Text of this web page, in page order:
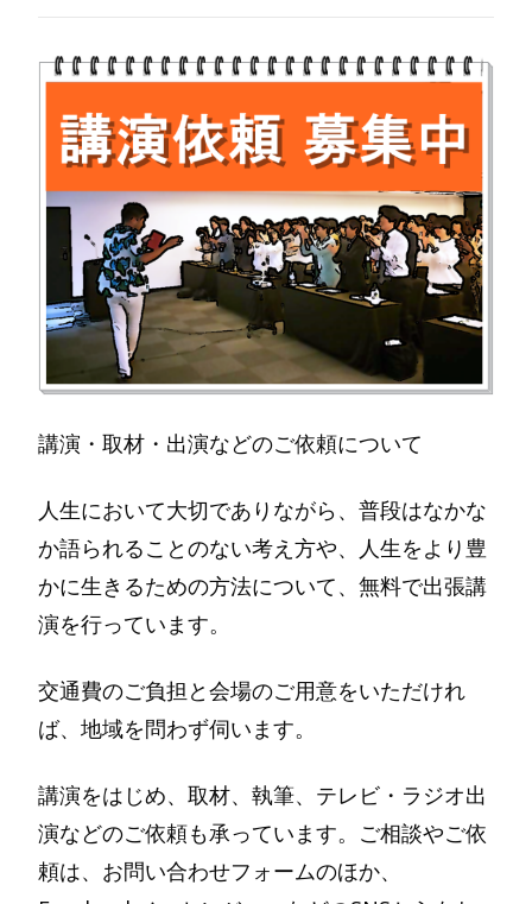
講演・取材・出演などのご依頼について
人生において大切でありながら、普段はなかな
か語られることのない考え方や、人生をより豊
かに生きるための方法について、無料で出張講
演を行っています。
交通費のご負担と会場のご用意をいただけれ
ば、地域を問わず伺います。
講演をはじめ、取材、執筆、テレビ・ラジオ出
演などのご依頼も承っています。ご相談やご依
頼は、お問い合わせフォームのほか、